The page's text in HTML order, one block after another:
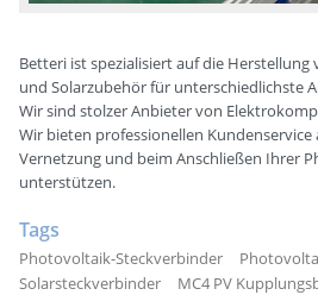
Betteri ist spezialisiert auf die
und Solarzubehör für unterschiedlichste
Wir sind stolzer Anbieter von
Wir bieten professionellen Kundenservice
Vernetzung und beim Anschließen Ihrer
unterstützen.
Tags
Photovoltaik-Steckverbinder
Solarsteckverbinder
MC4 PV